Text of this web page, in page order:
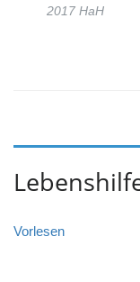
2017 HaH
Vorlesen